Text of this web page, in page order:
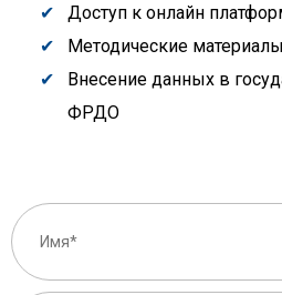
Доступ к онлайн
Методические материалы
Внесение данных в
ФРДО